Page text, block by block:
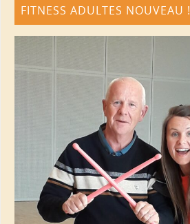
FITNESS ADULTES NOUVEAU !